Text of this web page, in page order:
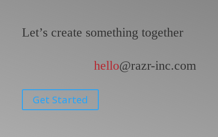
Let’s create something together
hello@razr-inc.com
Get Started